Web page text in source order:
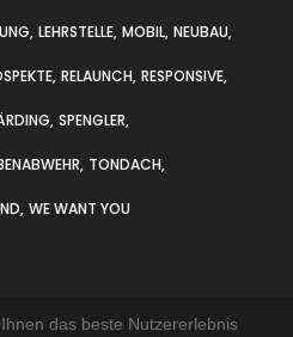
LEHRSTELLE MOBIL NEUBAU
RELAUNCH RESPONSIVE
SPENGLER
TONDACH
WE WANT YOU
das beste Nutzererlebnis